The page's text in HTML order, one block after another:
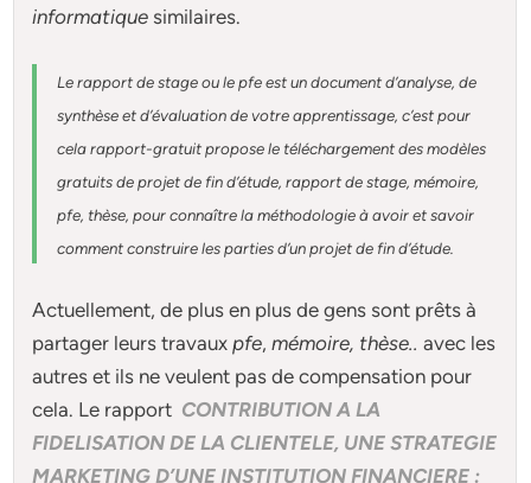
informatique similaires.
Le rapport de stage ou le pfe est un document d’analyse, de
synthèse et d’évaluation de votre apprentissage, c’est pour
cela rapport-gratuitpropose le téléchargement des modèles
gratuits de projet de fin d’étude, rapport de stage, mémoire,
pfe, thèse, pour connaître la méthodologie à avoir et savoir
comment construire les parties d’un projet de fin d’étude
Actuellement, de plus en plus de gens sont prêts à
partager leurs travauxpfe,mémoire, thèse.. avec les
autres et ils ne veulent pas de compensation pour
cela. Le rapport CONTRIBUTION A LA
FIDELISATION DE LA CLIENTELE, UNE STRATEGIE
MARKETING D’UNE INSTITUTION FINANCIERE :